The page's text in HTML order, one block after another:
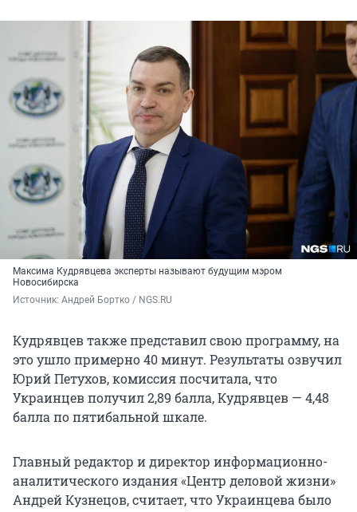
Максима Кудрявцева эксперты называют будущим мэром
Новосибирска
Источник: Андрей Бортко / NGS.RU
Кудрявцев также представил свою программу, на
это ушло примерно 40 минут. Результаты озвучил
Юрий Петухов, комиссия посчитала, что
Украинцев получил 2,89 балла, Кудрявцев — 4,48
балла по пятибальной шкале.
Главный редактор и директор информационно-
аналитического издания «Центр деловой жизни»
Андрей Кузнецов, считает, что Украинцева было